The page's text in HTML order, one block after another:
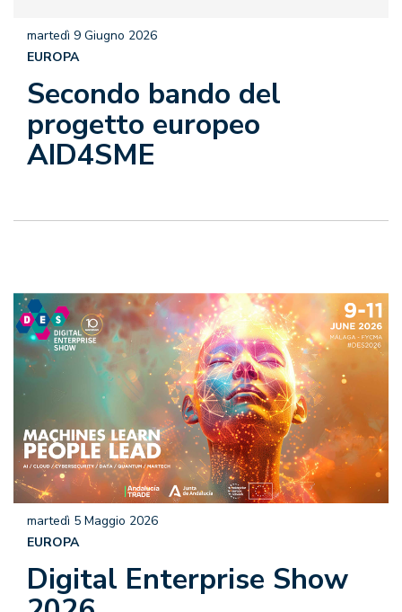
Secondo bando del
progetto europeo
AID4SME
martedì 9 Giugno 2026
EUROPA
Digital Enterprise Show
martedì 5 Maggio 2026
EUROPA